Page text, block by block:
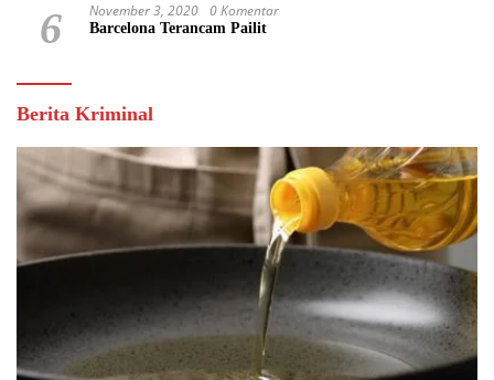
6 November 3, 2020 0 Komentar
Barcelona Terancam Pailit
Berita Kriminal